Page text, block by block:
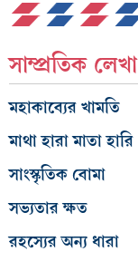
সাম্প্রতিক লেখা
মহাকাব্যের খামতি
মাথা হারা মাতা হারি
সাংস্কৃতিক বোমা
সভ্যতার ক্ষত
রহস্যের অন্য ধারা